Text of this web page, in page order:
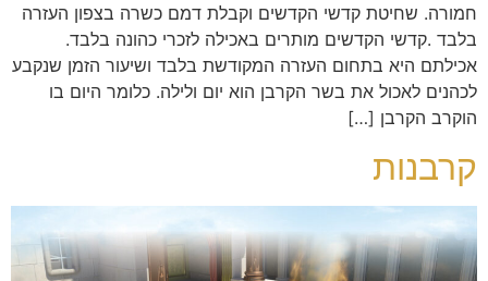
חמורה. שחיטת קדשי הקדשים וקבלת דמם כשרה בצפון העזרה
בלבד .קדשי הקדשים מותרים באכילה לזכרי כהונה בלבד.
אכילתם היא בתחום העזרה המקודשת בלבד ושיעור הזמן שנקבע
לכהנים לאכול את בשר הקרבן הוא יום ולילה. כלומר היום בו
הוקרב הקרבן […]
קרבנות